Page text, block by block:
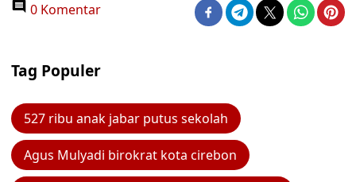
0 Komentar
Tag Populer
527 ribu anak jabar putus sekolah
Agus Mulyadi birokrat kota cirebon